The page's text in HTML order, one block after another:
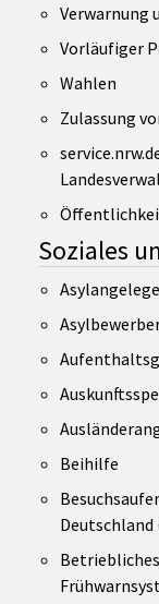
Verwarnung
Vorläufiger
Wahlen
Zulassung
Soziales
Beihilfe
Deutschland